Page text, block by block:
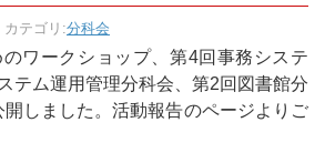
カテゴリ:分科会
ワークショップ、第4回事務システ
テム運用管理分科会、第2回図書館分
しました。活動報告のページよりご